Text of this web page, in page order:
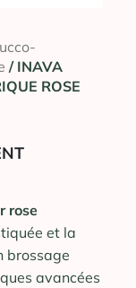
/ INAVA
ROSE
rose
et la
brossage
avancées